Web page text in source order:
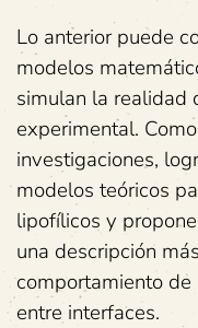
Lo anterior puede
modelos
simulan la realidad
experimental.
investigaciones,
modelos teóricos
lipofílicos y
una descripción
comportamiento
entre interfaces.